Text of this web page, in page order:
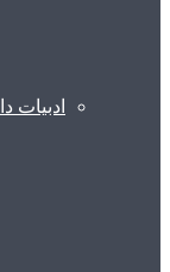
ادبیات